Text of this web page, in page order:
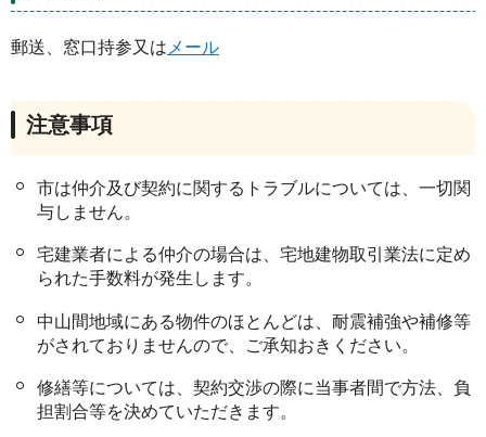
郵送、窓口持参又は メール
注意事項
市は仲介及び契約に関するトラブルについては、一切関
与しません。
宅建業者による仲介の場合は、宅地建物取引業法に定め
られた手数料が発生します。
中山間地域にある物件のほとんどは、耐震補強や補修等
がされておりませんので、ご承知おきください。
修繕等については、契約交渉の際に当事者間で方法、負
担割合等を決めていただきます。